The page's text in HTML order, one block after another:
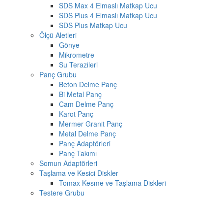
SDS Max 4 Elmaslı Matkap Ucu
SDS Plus 4 Elmaslı Matkap Ucu
SDS Plus Matkap Ucu
Ölçü Aletleri
Gönye
Mikrometre
Su Terazileri
Panç Grubu
Beton Delme Panç
Bi Metal Panç
Cam Delme Panç
Karot Panç
Mermer Granit Panç
Metal Delme Panç
Panç Adaptörleri
Panç Takımı
Somun Adaptörleri
Taşlama ve Kesici Diskler
Tomax Kesme ve Taşlama Diskleri
Testere Grubu